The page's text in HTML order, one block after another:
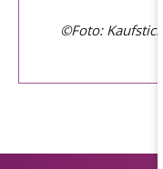
©Foto: